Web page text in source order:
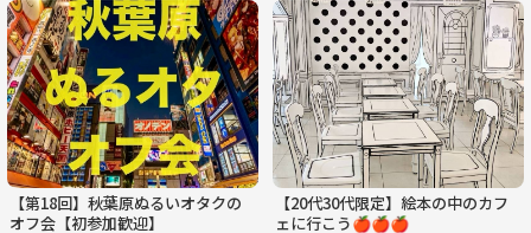
【第18回】秋葉原ぬるいオタクの
オフ会【初参加歓迎】
【20代30代限定】絵本の中のカフ
ェに行こう🍎🍎🍎